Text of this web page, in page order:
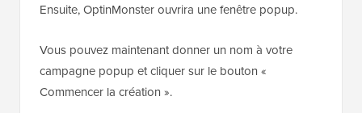
Ensuite, OptinMonster ouvrira une fenêtre popup.
Vous pouvez maintenant donner un nom à votre
campagne popup et cliquer sur le bouton «
Commencer la création ».